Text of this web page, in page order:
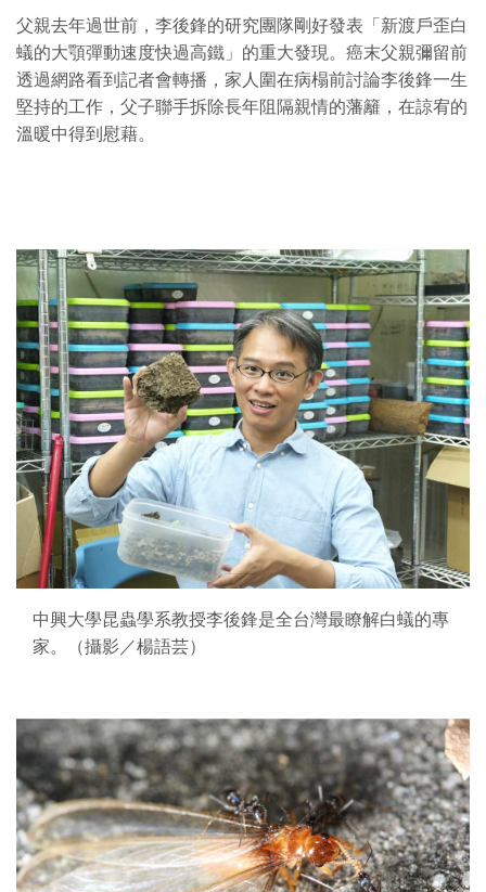
父親去年過世前，李後鋒的研究團隊剛好發表「新渡戶歪白
蟻的大顎彈動速度快過高鐵」的重大發現。癌末父親彌留前
透過網路看到記者會轉播，家人圍在病榻前討論李後鋒一生
堅持的工作，父子聯手拆除長年阻隔親情的藩籬，在諒宥的
溫暖中得到慰藉。
中興大學昆蟲學系教授李後鋒是全台灣最瞭解白蟻的專
家。（攝影／楊語芸）